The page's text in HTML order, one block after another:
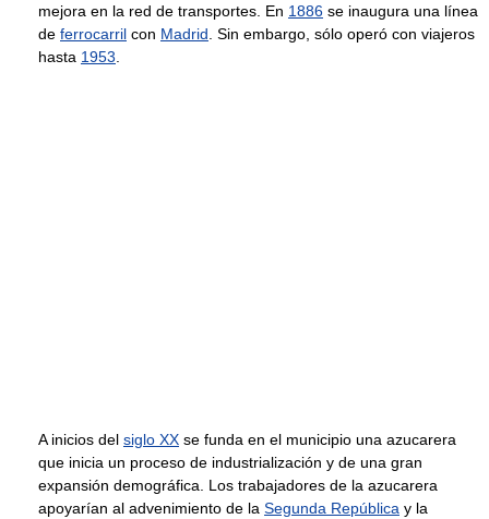
mejora en la red de transportes. En 1886 se inaugura una línea
de ferrocarril con Madrid. Sin embargo, sólo operó con viajeros
hasta 1953.
A inicios del siglo XX se funda en el municipio una azucarera
que inicia un proceso de industrialización y de una gran
expansión demográfica. Los trabajadores de la azucarera
apoyarían al advenimiento de la Segunda República y la